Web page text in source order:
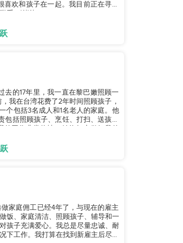
的17年里，我一直在黎巴嫩照顾一
我在台湾花费了2年时间照顾孩子，
个包括3名成人和1名老人的家庭。他
括照顾孩子、烹饪、打扫、送孩子
家庭佣工已经4年了，与现在的雇主
饭、家庭清洁、照顾孩子、辅导和一
孩子充满爱心。我总是尽量忠诚、耐
下工作。我打算在找到新雇主后尽快